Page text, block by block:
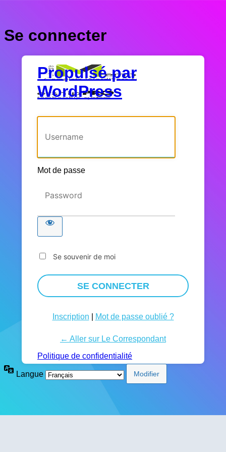
Se connecter
Propulsé par
WordPress
Mot de passe
Se souvenir de moi
Inscription Mot de passe oublié ?
← Aller sur Le Correspondant
Politique de confidentialité
Langue